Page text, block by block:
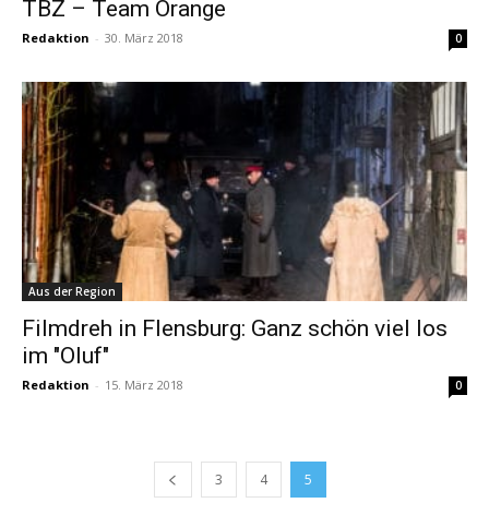
TBZ – Team Orange
Redaktion - 30. März 2018 0
Aus der Region
Filmdreh in Flensburg: Ganz schön viel los
im "Oluf"
Redaktion - 15. März 2018 0
3 4 5